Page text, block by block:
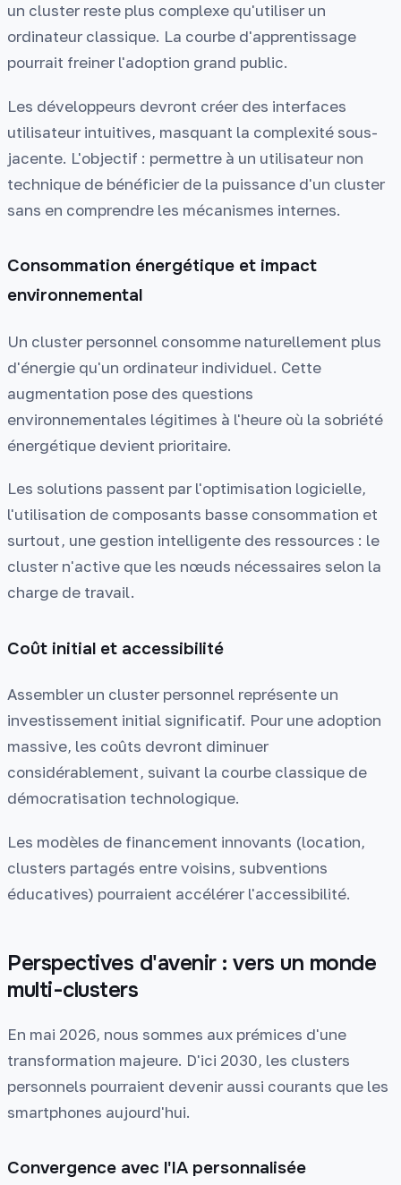
un cluster reste plus complexe qu'utiliser un
ordinateur classique. La courbe d'apprentissage
pourrait freiner l'adoption grand public.
Les développeurs devront créer des interfaces
utilisateur intuitives, masquant la complexité sous-
jacente. L'objectif : permettre à un utilisateur non
technique de bénéficier de la puissance d'un cluster
sans en comprendre les mécanismes internes.
Consommation énergétique et impact
environnemental
Un cluster personnel consomme naturellement plus
d'énergie qu'un ordinateur individuel. Cette
augmentation pose des questions
environnementales légitimes à l'heure où la sobriété
énergétique devient prioritaire.
Les solutions passent par l'optimisation logicielle,
l'utilisation de composants basse consommation et
surtout, une gestion intelligente des ressources : le
cluster n'active que les nœuds nécessaires selon la
charge de travail.
Coût initial et accessibilité
Assembler un cluster personnel représente un
investissement initial significatif. Pour une adoption
massive, les coûts devront diminuer
considérablement, suivant la courbe classique de
démocratisation technologique.
Les modèles de financement innovants (location,
clusters partagés entre voisins, subventions
éducatives) pourraient accélérer l'accessibilité.
Perspectives d'avenir : vers un monde
multi-clusters
En mai 2026, nous sommes aux prémices d'une
transformation majeure. D'ici 2030, les clusters
personnels pourraient devenir aussi courants que les
smartphones aujourd'hui.
Convergence avec l'IA personnalisée